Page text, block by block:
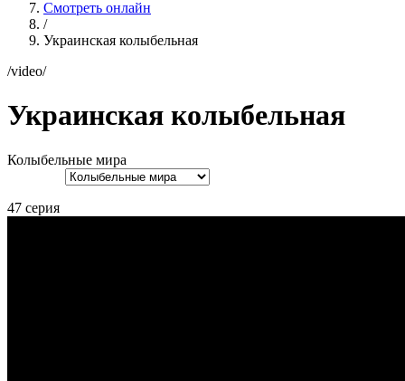
Смотреть онлайн
/
Украинская колыбельная
/video/
Украинская колыбельная
Колыбельные мира
47 серия